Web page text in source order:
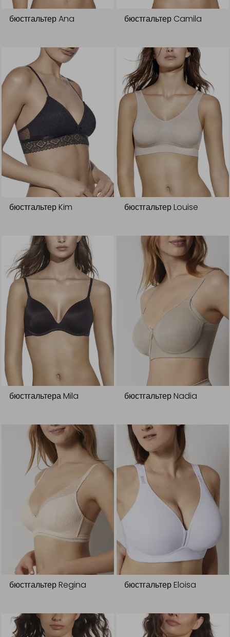
бюстгальтер Ana бюстгальтер Camila
бюстгальтер Kim бюстгальтер Louise
бюстгальтера Mila бюстгальтер Nadia
бюстгальтер Regina бюстгальтер Eloisa